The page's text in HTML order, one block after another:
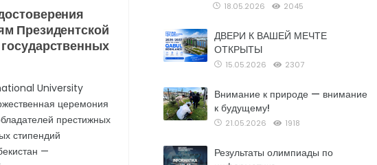
Президентской
University
церемония
престижных
стипендий
—
18.05.2026 2045
ДВЕРИ К ВАШЕЙ МЕЧТЕ
ОТКРЫТЫ
15.05.2026 2307
Внимание к природе — внимание
к будущему!
21.05.2026 1918
Результаты олимпиады по